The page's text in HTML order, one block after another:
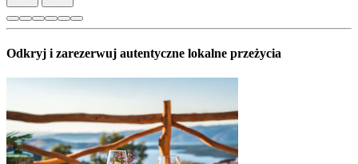
Odkryj i zarezerwuj autentyczne lokalne przeżycia